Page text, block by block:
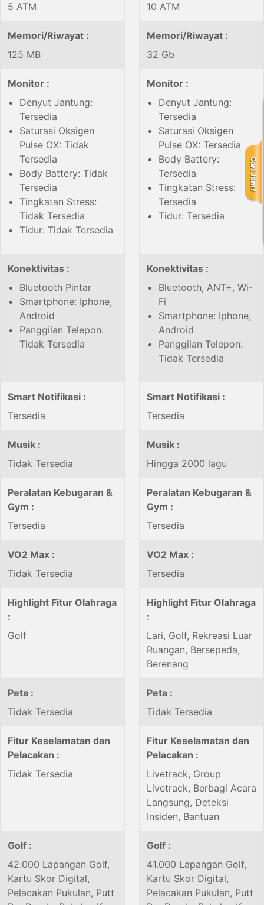
5 ATM
10 ATM
Memori/Riwayat :
125 MB
Memori/Riwayat :
32 Gb
Monitor :
Denyut Jantung:
Tersedia
Saturasi Oksigen
Pulse OX: Tidak
Tersedia
Body Battery: Tidak
Tersedia
Tingkatan Stress:
Tidak Tersedia
Tidur: Tidak Tersedia
Monitor :
Denyut Jantung:
Tersedia
Saturasi Oksigen
Pulse OX: Tersedia
Body Battery:
Tersedia
Tingkatan Stress:
Tersedia
Tidur: Tersedia
Konektivitas :
Bluetooth Pintar
Smartphone: Iphone,
Android
Panggilan Telepon:
Tidak Tersedia
Konektivitas :
Bluetooth, ANT+, Wi-
Fi
Smartphone: Iphone,
Android
Panggilan Telepon:
Tidak Tersedia
Smart Notifikasi :
Tersedia
Smart Notifikasi :
Tersedia
Musik :
Tidak Tersedia
Musik :
Hingga 2000 lagu
Peralatan Kebugaran &
Gym :
Tersedia
Peralatan Kebugaran &
Gym :
Tersedia
VO2 Max :
Tidak Tersedia
VO2 Max :
Tersedia
Highlight Fitur Olahraga
:
Golf
Highlight Fitur Olahraga
:
Lari, Golf, Rekreasi Luar
Ruangan, Bersepeda,
Berenang
Peta :
Tidak Tersedia
Peta :
Tidak Tersedia
Fitur Keselamatan dan
Pelacakan :
Tidak Tersedia
Fitur Keselamatan dan
Pelacakan :
Livetrack, Group
Livetrack, Berbagi Acara
Langsung, Deteksi
Insiden, Bantuan
Golf :
42.000 Lapangan Golf,
Kartu Skor Digital,
Pelacakan Pukulan, Putt
Golf :
41.000 Lapangan Golf,
Kartu Skor Digital,
Pelacakan Pukulan, Putt